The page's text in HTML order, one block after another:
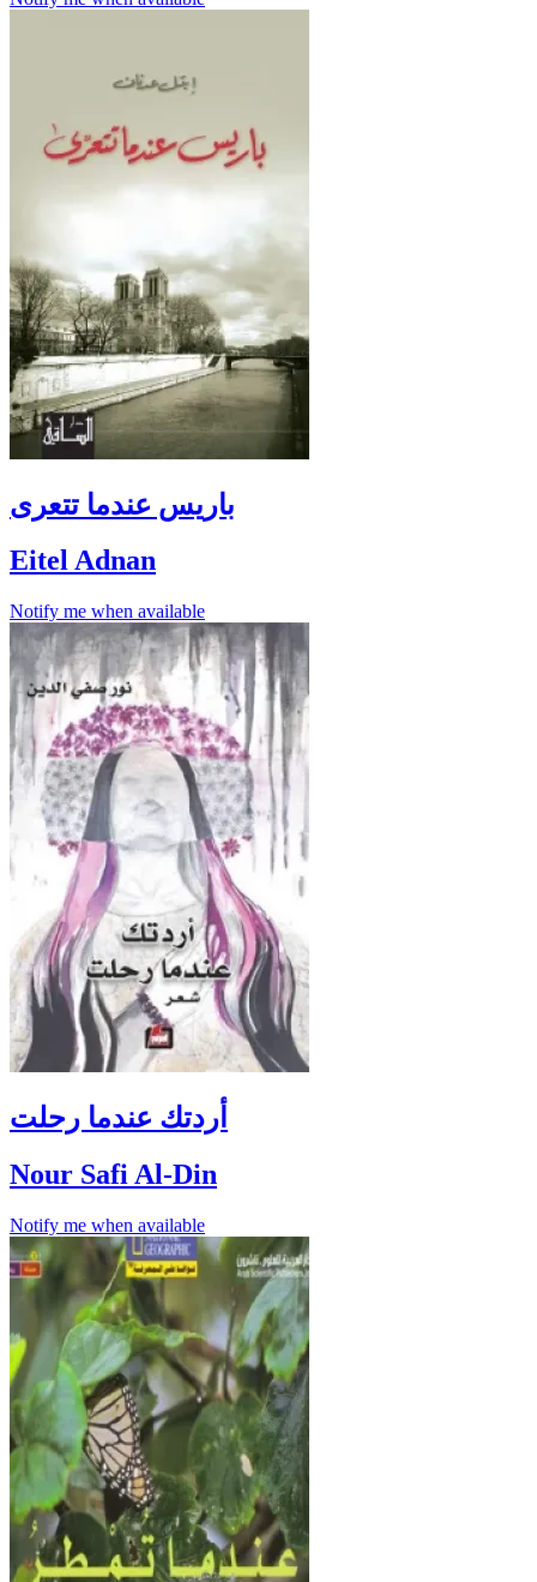
باريس عندما تتعرى
Eitel Adnan
Notify me when available
أردتك عندما رحلت
Nour Safi Al-Din
Notify me when available